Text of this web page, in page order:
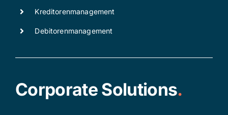
Kreditorenmanagement
Debitorenmanagement
Corporate Solutions.